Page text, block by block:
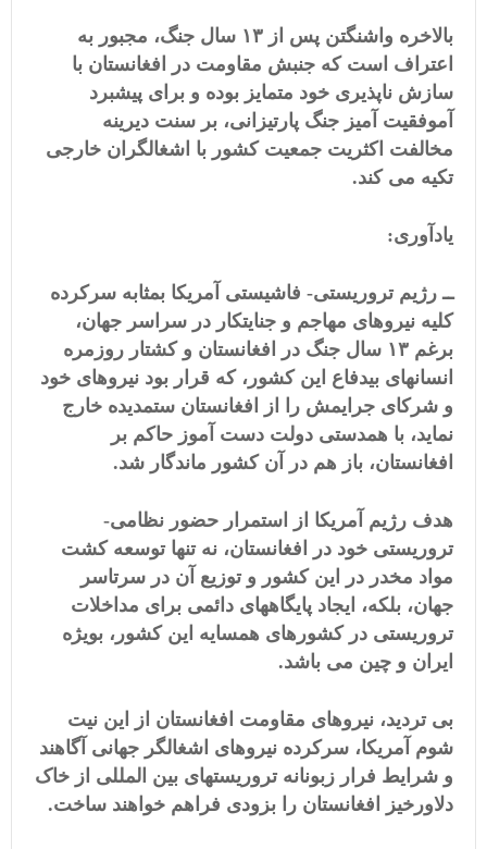
بالاخره واشنگتن پس از ۱۳ سال جنگ، مجبور به
اعتراف است که جنبش مقاومت در افغانستان با
سازش ناپذیری خود متمایز بوده و برای پیشبرد
آموفقیت آمیز جنگ پارتیزانی، بر سنت دیرینه
مخالفت اکثریت جمعیت کشور با اشغالگران خارجی
تکیه می کند.
یادآوری:
ــ رژیم تروریستی- فاشیستی آمریکا بمثابه سرکرده
کلیه نیروهای مهاجم و جنایتکار در سراسر جهان،
برغم ۱۳ سال جنگ در افغانستان و کشتار روزمره
انسانهای بیدفاع این کشور، که قرار بود نیروهای خود
و شرکای جرایمش را از افغانستان ستمدیده خارج
نماید، با همدستی دولت دست آموز حاکم بر
افغانستان، باز هم در آن کشور ماندگار شد.
هدف رژیم آمریکا از استمرار حضور نظامی-
تروریستی خود در افغانستان، نه تنها توسعه کشت
مواد مخدر در این کشور و توزیع آن در سرتاسر
جهان، بلکه، ایجاد پایگاههای دائمی برای مداخلات
تروریستی در کشورهای همسایه این کشور، بویژه
ایران و چین می باشد.
بی تردید، نیروهای مقاومت افغانستان از این نیت
شوم آمریکا، سرکرده نیروهای اشغالگر جهانی آگاهند
و شرایط فرار زبونانه تروریستهای بین المللی از خاک
دلاورخیز افغانستان را بزودی فراهم خواهند ساخت.